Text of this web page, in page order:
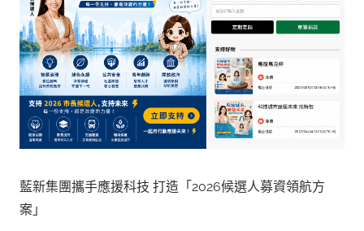
藍新集團攜手應援科技 打造「2026候選人募資領航方
案」